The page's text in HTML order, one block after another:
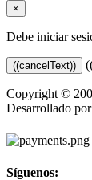
×
Debe iniciar
((cancelText))
Copyright ©
Desarrollado
Síguenos: